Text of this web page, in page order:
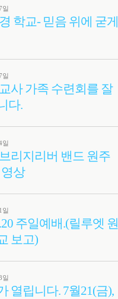
일
학교- 믿음 위에 굳게
일
사 가족 수련회를 잘
다.
일
리지리버 밴드 원주
상
일
주일예배.(릴루엣 원
보고)
일
열립니다. 7월21(금),